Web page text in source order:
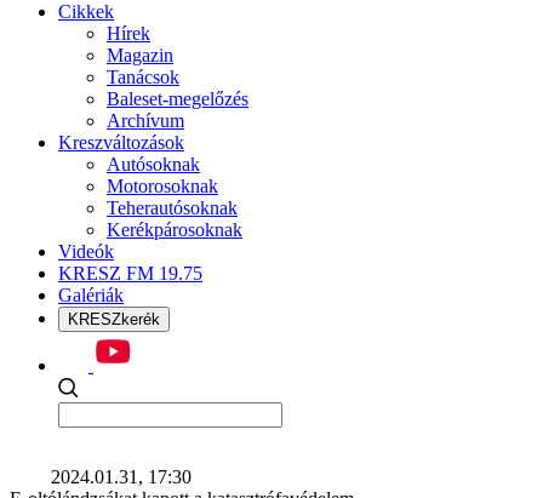
Cikkek
Hírek
Magazin
Tanácsok
Baleset-megelőzés
Archívum
Kreszváltozások
Autósoknak
Motorosoknak
Teherautósoknak
Kerékpárosoknak
Videók
KRESZ FM 19.75
Galériák
KRESZkerék
2024.01.31, 17:30